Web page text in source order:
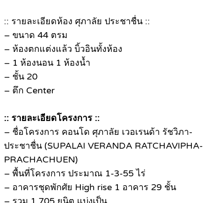
:: รายละเอียดห้อง ศุภาลัย ประชาชื่น ::
– ขนาด 44 ตรม
– ห้องตกแต่งแล้ว บิ้วอินทั้งห้อง
– 1 ห้องนอน 1 ห้องน้ำ
– ชั้น 20
– ตึก Center
:: รายละเอียดโครงการ ::
– ชื่อโครงการ คอนโด ศุภาลัย เวอเรนด้า รัชวิภา-
ประชาชื่น (SUPALAI VERANDA RATCHAVIPHA-
PRACHACHUEN)
– พื้นที่โครงการ ประมาณ 1-3-55 ไร่
– อาคารชุดพักศัย High rise 1 อาคาร 29 ชั้น